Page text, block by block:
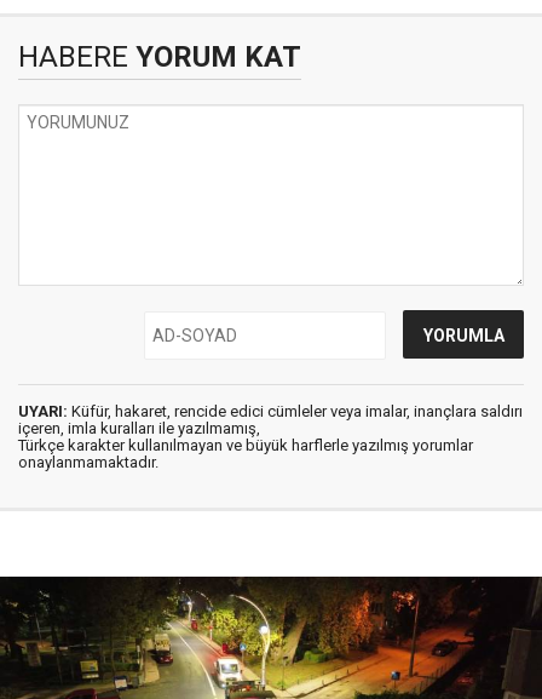
HABERE YORUM KAT
UYARI: Küfür, hakaret, rencide edici cümleler veya imalar, inançlara saldırı
içeren, imla kuralları ile yazılmamış,
Türkçe karakter kullanılmayan ve büyük harflerle yazılmış yorumlar
onaylanmamaktadır.